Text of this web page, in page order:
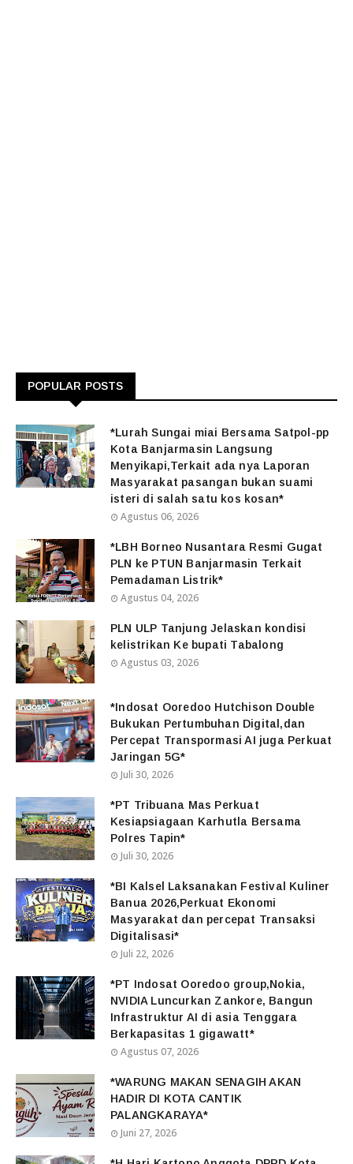
POPULAR POSTS
*Lurah Sungai miai Bersama Satpol-pp
Kota Banjarmasin Langsung
Menyikapi,Terkait ada nya Laporan
Masyarakat pasangan bukan suami
isteri di salah satu kos kosan*
Agustus 06, 2026
*LBH Borneo Nusantara Resmi Gugat
PLN ke PTUN Banjarmasin Terkait
Pemadaman Listrik*
Agustus 04, 2026
PLN ULP Tanjung Jelaskan kondisi
kelistrikan Ke bupati Tabalong
Agustus 03, 2026
*Indosat Ooredoo Hutchison Double
Bukukan Pertumbuhan Digital,dan
Percepat Transpormasi AI juga Perkuat
Jaringan 5G*
Juli 30, 2026
*PT Tribuana Mas Perkuat
Kesiapsiagaan Karhutla Bersama
Polres Tapin*
Juli 30, 2026
*BI Kalsel Laksanakan Festival Kuliner
Banua 2026,Perkuat Ekonomi
Masyarakat dan percepat Transaksi
Digitalisasi*
Juli 22, 2026
*PT Indosat Ooredoo group,Nokia,
NVIDIA Luncurkan Zankore, Bangun
Infrastruktur AI di asia Tenggara
Berkapasitas 1 gigawatt*
Agustus 07, 2026
*WARUNG MAKAN SENAGIH AKAN
HADIR DI KOTA CANTIK
PALANGKARAYA*
Juni 27, 2026